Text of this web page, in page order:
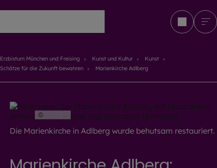
Erzbistum München und Freising Kunst und Kultur
Kunst
Schätze für die Zukunft bewahren
Marienkirche Adlberg
©
Die Marienkirche in Adlberg wurde behutsam restauriert.